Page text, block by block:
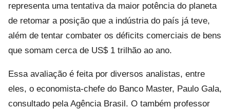
representa uma tentativa da maior potência do planeta
de retomar a posição que a indústria do país já teve,
além de tentar combater os déficits comerciais de bens
que somam cerca de US$ 1 trilhão ao ano.
Essa avaliação é feita por diversos analistas, entre
eles, o economista-chefe do Banco Master, Paulo Gala,
consultado pela Agência Brasil. O também professor